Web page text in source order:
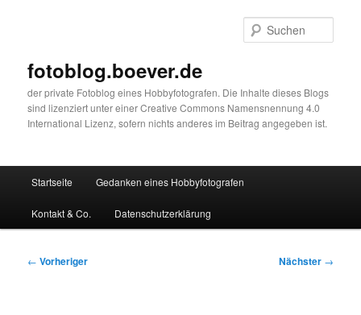
fotoblog.boever.de
der private Fotoblog eines Hobbyfotografen. Die Inhalte dieses Blogs
sind lizenziert unter einer Creative Commons Namensnennung 4.0
International Lizenz, sofern nichts anderes im Beitrag angegeben ist.
Startseite Gedanken eines Hobbyfotografen
Kontakt & Co. Datenschutzerklärung
Beitragsnavigation
← Vorheriger Nächster →